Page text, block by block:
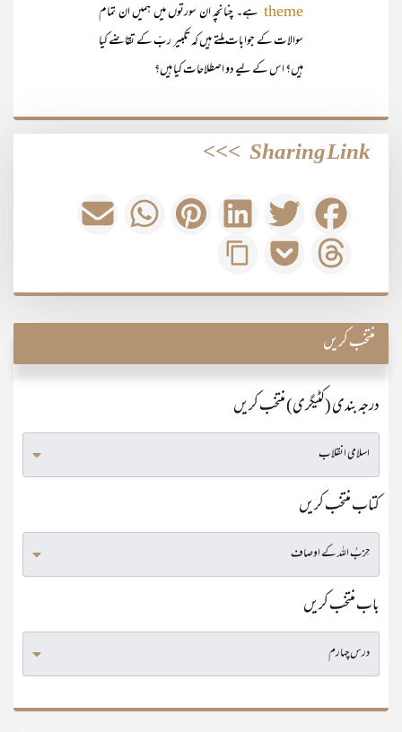
theme ہے۔ چنانچہ ان سورتوں میں ہمیں ان تمام
سوالات کے جوابات ملتے ہیں کہ تکبیر ربّ کے تقاضے کیا
ہیں؟ اس کے لیے دو اصطلاحات کیا ہیں؟
Sharing Link
>>>
منتخب کریں
درجہ بندی (کٹیگری) منتخب کریں
کتاب منتخب کریں
باب منتخب کریں